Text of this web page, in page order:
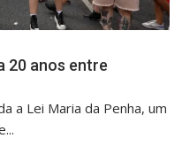
20 anos entre
a Lei Maria da Penha, um